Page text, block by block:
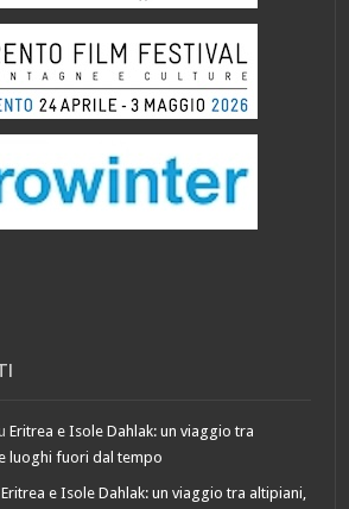
Eritrea e Isole Dahlak: un viaggio tra
luoghi fuori dal tempo
Eritrea e Isole Dahlak: un viaggio tra altipiani,